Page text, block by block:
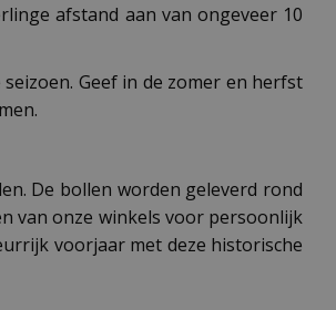
afstand aan van ongeveer 10
Geef in de zomer en herfst
De bollen worden geleverd rond
van onze winkels voor persoonlijk
voorjaar met deze historische